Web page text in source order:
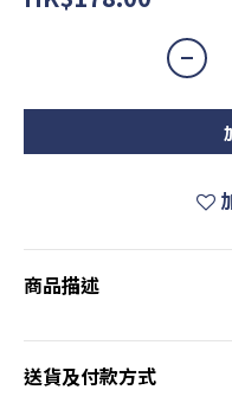
商品描述
送貨及付款方式